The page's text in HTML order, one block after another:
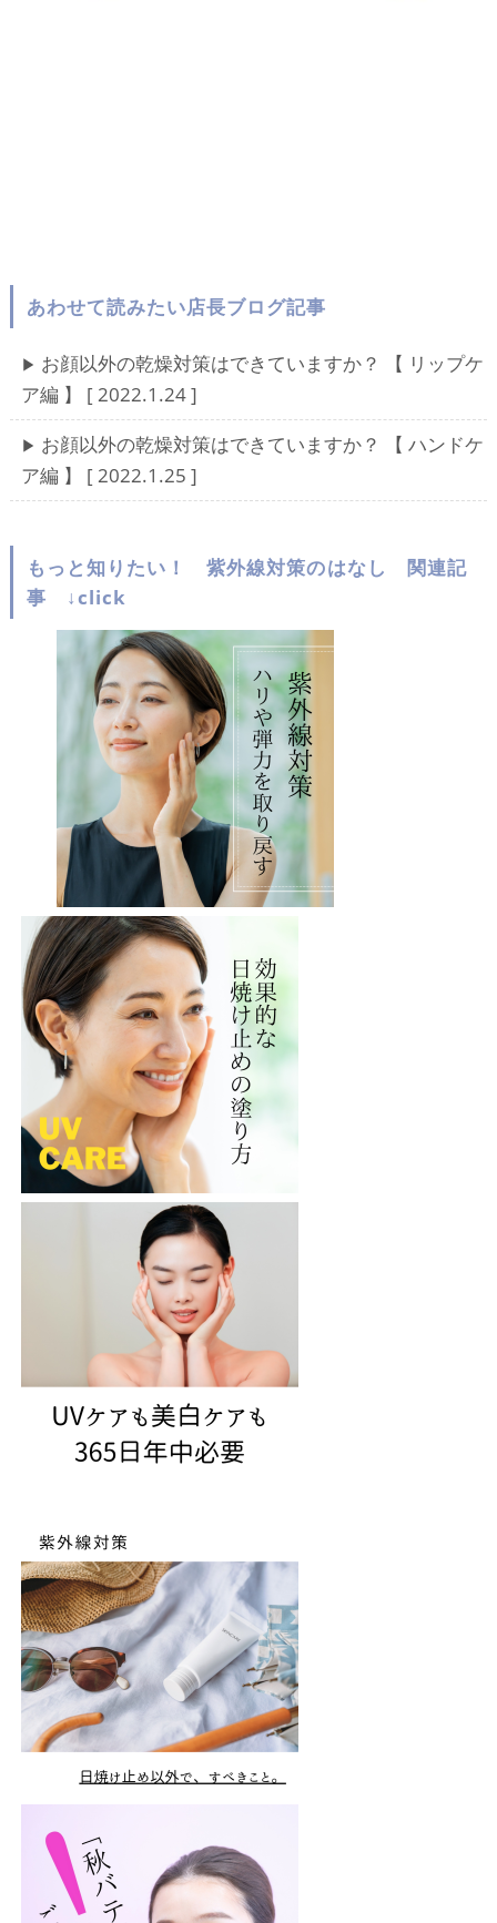
あわせて読みたい店長ブログ記事
▶︎ お顔以外の乾燥対策はできていますか？ 【 リップケ
ア編 】 [ 2022.1.24 ]
▶︎ お顔以外の乾燥対策はできていますか？ 【 ハンドケ
ア編 】 [ 2022.1.25 ]
もっと知りたい！ 紫外線対策のはなし 関連記
事 ↓click